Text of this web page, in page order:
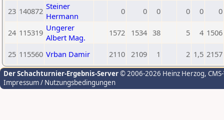
23 140872 Steiner
Hermann
0 0 0 0 0 0
24 115319 Ungerer
Albert Mag.
1572 1534 38 5 4 1506
25 115560 Vrban Damir 2110 2109 1 2 1,5 2157
Der Schachturnier-Ergebnis-Server© 2006-2026 Heinz Herzog,
Impressum / Nutzungsbedingungen